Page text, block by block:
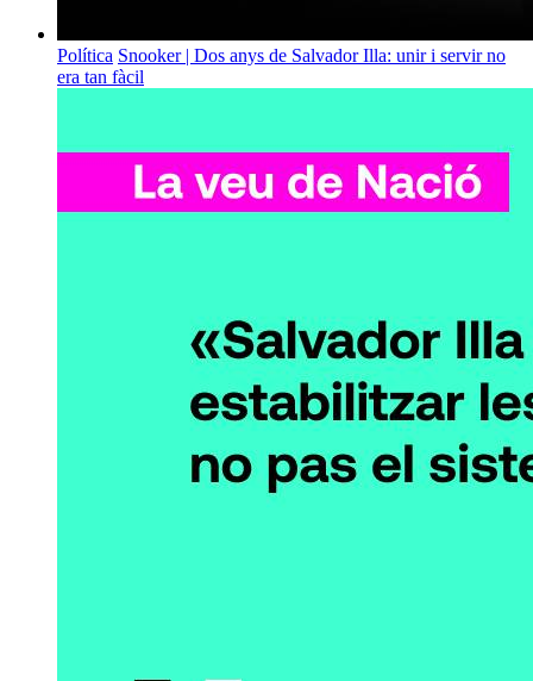
Política Snooker | Dos anys de Salvador Illa: unir i servir no
era tan fàcil